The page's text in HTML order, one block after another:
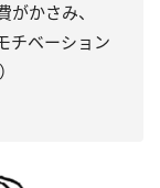
かさみ、
チベーション